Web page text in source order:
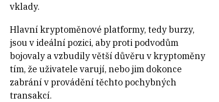
vklady.
Hlavní kryptoměnové platformy, tedy burzy,
jsou v ideální pozici, aby proti podvodům
bojovaly a vzbudily větší důvěru v kryptoměny
tím, že uživatele varují, nebo jim dokonce
zabrání v provádění těchto pochybných
transakcí.